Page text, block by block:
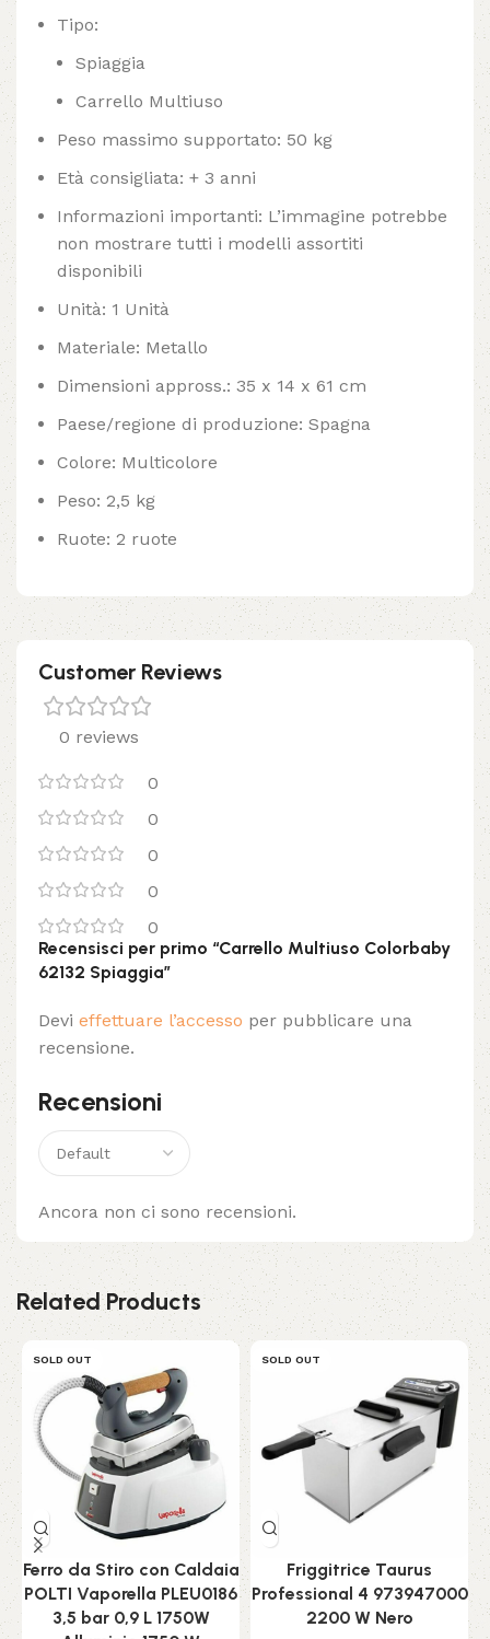
Tipo:
Spiaggia
Carrello Multiuso
Peso massimo supportato: 50 kg
Età consigliata: + 3 anni
Informazioni importanti: L’immagine potrebbe
non mostrare tutti i modelli assortiti
disponibili
Unità: 1 Unità
Materiale: Metallo
Dimensioni appross.: 35 x 14 x 61 cm
Paese/regione di produzione: Spagna
Colore: Multicolore
Peso: 2,5 kg
Ruote: 2 ruote
Customer Reviews
0 reviews
0
0
0
0
0
Recensioni
Ancora non ci sono recensioni.
Recensisci per primo “Carrello Multiuso Colorbaby
62132 Spiaggia”
Devi effettuare l’accesso per pubblicare una
recensione.
Related Products
SOLD OUT
Ferro da Stiro con Caldaia
POLTI Vaporella PLEU0186
3,5 bar 0,9 L 1750W
SOLD OUT
Friggitrice Taurus
Professional 4 973947000
2200 W Nero